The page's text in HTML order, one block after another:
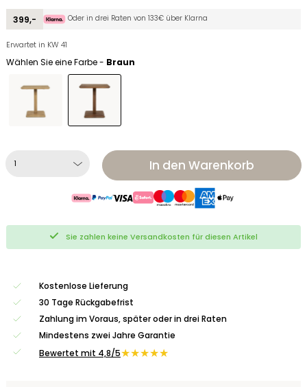
399,- Oder in drei Raten von 133€ über Klarna
Erwartet in KW 41
Wählen Sie eine Farbe - Braun
In den Warenkorb
Sie zahlen keine Versandkosten für diesen Artikel
Kostenlose Lieferung
30 Tage Rückgabefrist
Zahlung im Voraus, später oder in drei Raten
Mindestens zwei Jahre Garantie
Bewertet mit 4,8/5★★★★★